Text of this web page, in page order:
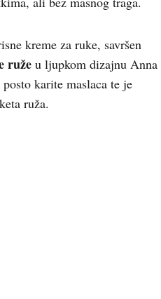
kreme za ruke, savršen
ruže u ljupkom dizajnu Anna
karite maslaca te je
ruža.